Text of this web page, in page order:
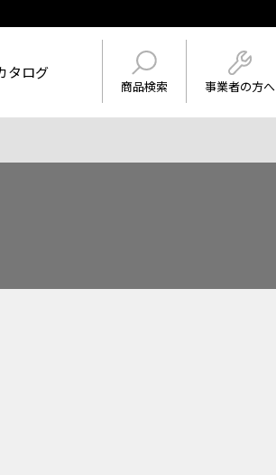
商品検索 事業者の方へ
タログ